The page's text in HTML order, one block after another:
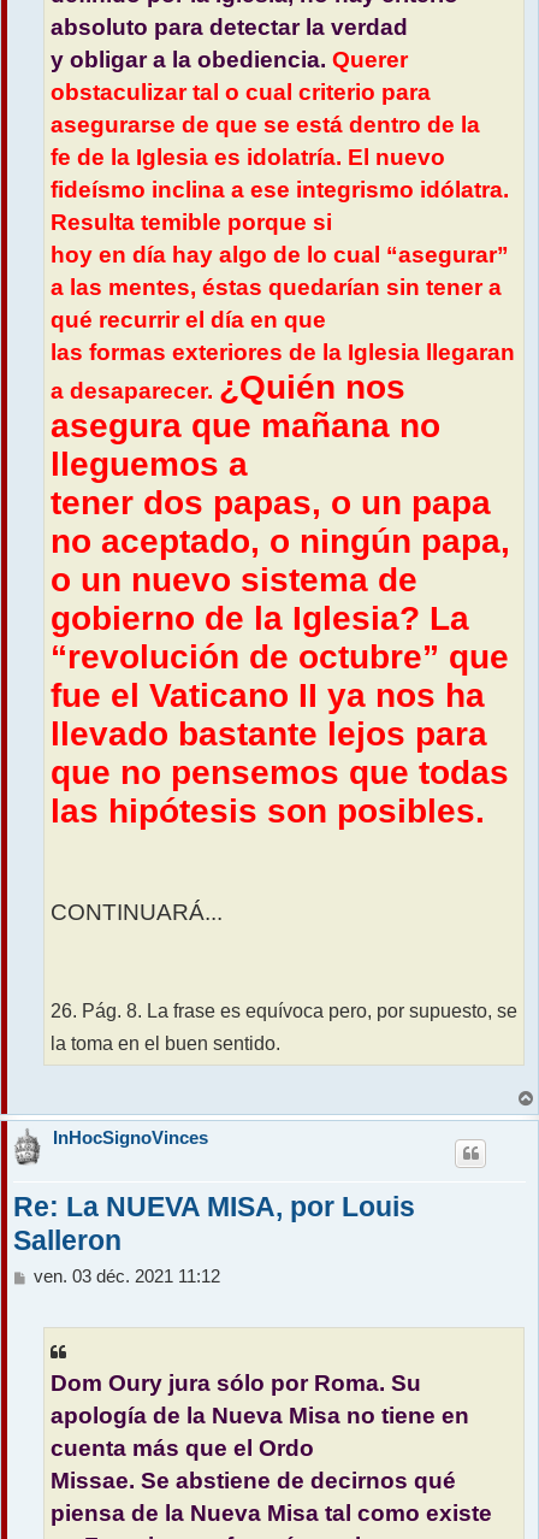
absoluto para detectar la verdad
y obligar a la obediencia. Querer
obstaculizar tal o cual criterio para
asegurarse de que se está dentro de la
fe de la Iglesia es idolatría. El nuevo
fideísmo inclina a ese integrismo idólatra.
Resulta temible porque si
hoy en día hay algo de lo cual “asegurar”
a las mentes, éstas quedarían sin tener a
qué recurrir el día en que
las formas exteriores de la Iglesia llegaran
a desaparecer. ¿Quién nos
asegura que mañana no
lleguemos a
tener dos papas, o un papa
no aceptado, o ningún papa,
o un nuevo sistema de
gobierno de la Iglesia? La
“revolución de octubre” que
fue el Vaticano II ya nos ha
llevado bastante lejos para
que no pensemos que todas
las hipótesis son posibles.
CONTINUARÁ...
26. Pág. 8. La frase es equívoca pero, por supuesto, se
la toma en el buen sentido.
InHocSignoVinces
Re: La NUEVA MISA, por Louis
Salleron
M
ven. 03 déc. 2021 11:12
Dom Oury jura sólo por Roma. Su
apología de la Nueva Misa no tiene en
cuenta más que el Ordo
Missae. Se abstiene de decirnos qué
piensa de la Nueva Misa tal como existe